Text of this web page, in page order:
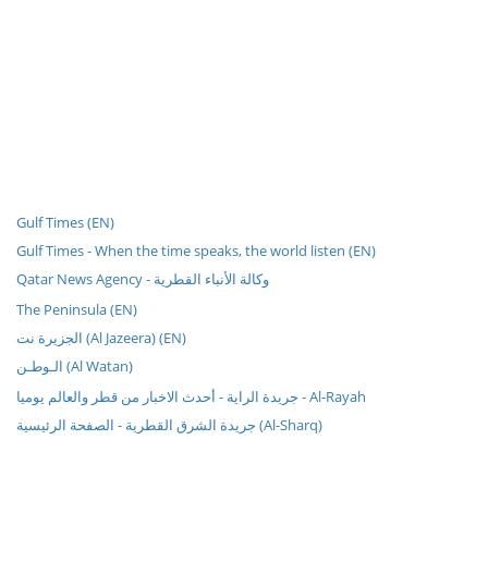
Gulf Times (EN)
Gulf Times - When the time speaks, the world listen (EN)
Qatar News Agency - وكالة الأنباء القطرية
The Peninsula (EN)
الجزيرة نت (Al Jazeera) (EN)
الـوطـن (Al Watan)
جريدة الراية - أحدث الاخبار من قطر والعالم يوميا - Al-Rayah
جريدة الشرق القطرية - الصفحة الرئيسية (Al-Sharq)